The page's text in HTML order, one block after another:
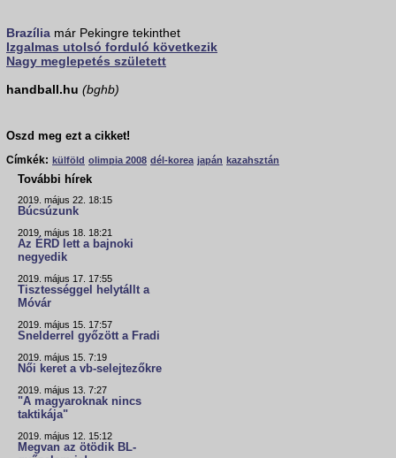
Brazília már Pekingre tekinthet
Izgalmas utolsó forduló következik
Nagy meglepetés született
handball.hu (bghb)
Oszd meg ezt a cikket!
Címkék: külföld olimpia 2008 dél-korea japán kazahsztán
További hírek
2019. május 22. 18:15
Búcsúzunk
2019. május 18. 18:21
Az ÉRD lett a bajnoki
negyedik
2019. május 17. 17:55
Tisztességgel helytállt a
Móvár
2019. május 15. 17:57
Snelderrel győzött a Fradi
2019. május 15. 7:19
Női keret a vb-selejtezőkre
2019. május 13. 7:27
"A magyaroknak nincs
taktikája"
2019. május 12. 15:12
Megvan az ötödik BL-